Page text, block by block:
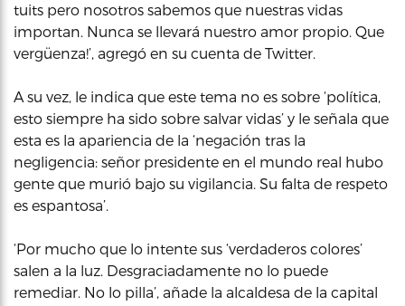
tuits pero nosotros sabemos que nuestras vidas
importan. Nunca se llevará nuestro amor propio. Que
vergüenza!’, agregó en su cuenta de Twitter.
A su vez, le indica que este tema no es sobre ‘política,
esto siempre ha sido sobre salvar vidas’ y le señala que
esta es la apariencia de la ‘negación tras la
negligencia: señor presidente en el mundo real hubo
gente que murió bajo su vigilancia. Su falta de respeto
es espantosa’.
‘Por mucho que lo intente sus ‘verdaderos colores’
salen a la luz. Desgraciadamente no lo puede
remediar. No lo pilla’, añade la alcaldesa de la capital